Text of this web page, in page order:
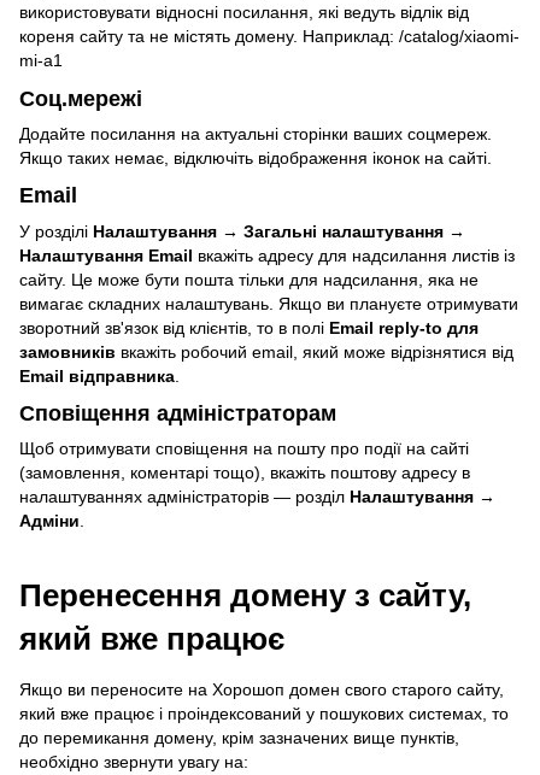
використовувати відносні посилання, які ведуть відлік від
кореня сайту та не містять домену. Наприклад: /catalog/xiaomi-
mi-a1
Соц.мережі
Додайте посилання на актуальні сторінки ваших соцмереж.
Якщо таких немає, відключіть відображення іконок на сайті.
Email
У розділі Налаштування → Загальні налаштування →
Налаштування Email вкажіть адресу для надсилання листів із
сайту. Це може бути пошта тільки для надсилання, яка не
вимагає складних налаштувань. Якщо ви плануєте отримувати
зворотний зв'язок від клієнтів, то в полі Email reply-to для
замовників вкажіть робочий email, який може відрізнятися від
Email відправника
Сповіщення адміністраторам
Щоб отримувати сповіщення на пошту про події на сайті
(замовлення, коментарі тощо), вкажіть поштову адресу в
налаштуваннях адміністраторів — розділ Налаштування →
Адміни
Перенесення домену з сайту,
який вже працює
Якщо ви переносите на Хорошоп домен свого старого сайту,
який вже працює і проіндексований у пошукових системах, то
до перемикання домену, крім зазначених вище пунктів,
необхідно звернути увагу на: